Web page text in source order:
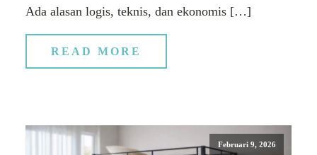
Ada alasan logis, teknis, dan ekonomis […]
READ MORE
Februari 9, 2026